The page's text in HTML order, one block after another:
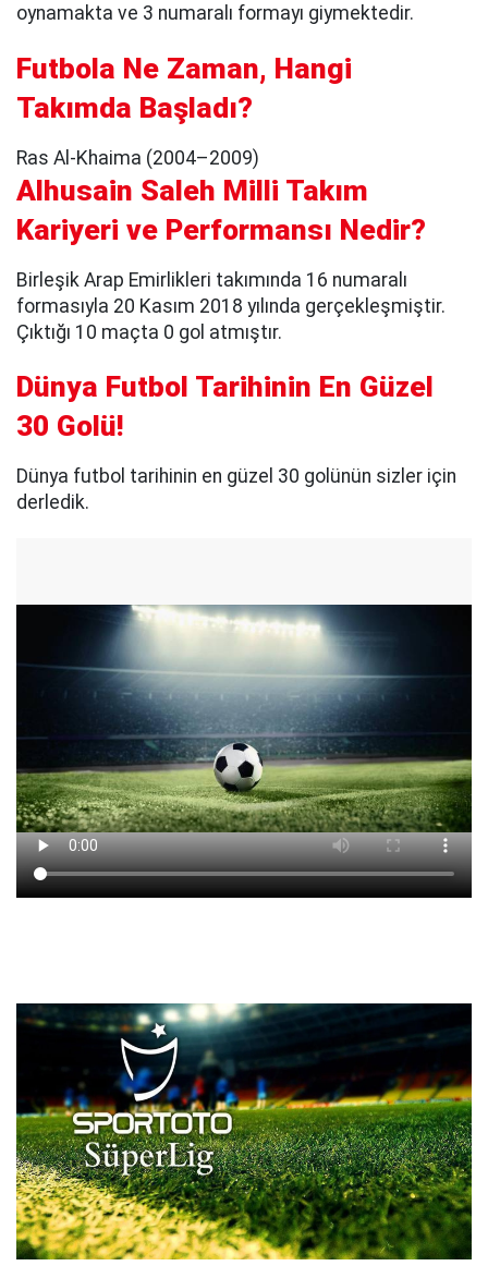
oynamakta ve 3 numaralı formayı giymektedir.
Futbola Ne Zaman, Hangi
Takımda Başladı?
Ras Al-Khaima (2004–2009)
Alhusain Saleh Milli Takım
Kariyeri ve Performansı Nedir?
Birleşik Arap Emirlikleri takımında 16 numaralı
formasıyla 20 Kasım 2018 yılında gerçekleşmiştir.
Çıktığı 10 maçta 0 gol atmıştır.
Dünya Futbol Tarihinin En Güzel
30 Golü!
Dünya futbol tarihinin en güzel 30 golünün sizler için
derledik.